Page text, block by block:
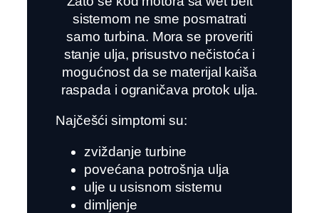
sistemom ne sme posmatrati
samo turbina. Mora se proveriti
stanje ulja, prisustvo nečistoća i
mogućnost da se materijal kaiša
raspada i ograničava protok ulja.
Najčešći simptomi su:
zviždanje turbine
povećana potrošnja ulja
ulje u usisnom sistemu
dimljenje